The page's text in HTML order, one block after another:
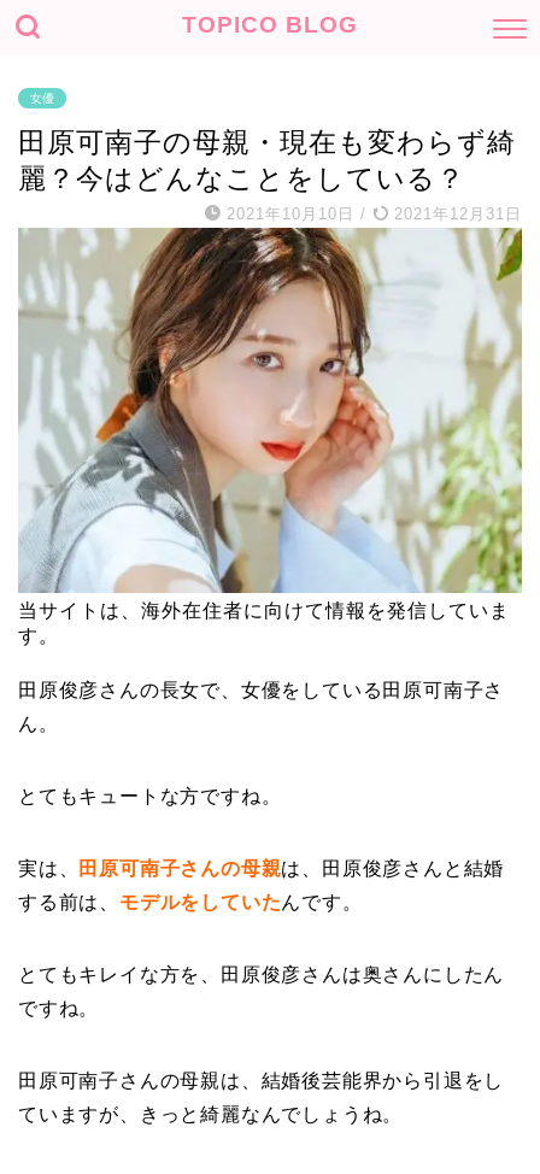
TOPICO BLOG
女優
田原可南子の母親・現在も変わらず綺
麗？今はどんなことをしている？
2021年10月10日 / 2021年12月31日
当サイトは、海外在住者に向けて情報を発信していま
す。
田原俊彦さんの長女で、女優をしている田原可南子さ
ん。
とてもキュートな方ですね。
実は、 田原可南子さんの母親は、田原俊彦さんと結婚
する前は、 モデルをしていたんです。
とてもキレイな方を、田原俊彦さんは奥さんにしたん
ですね。
田原可南子さんの母親は、結婚後芸能界から引退をし
ていますが、きっと綺麗なんでしょうね。